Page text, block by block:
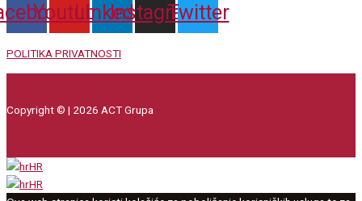
YoutubeLinkedin
Instagram
Twitter
POLITIKA PRIVATNOSTI
Copyright © | 2026 ACT Grupa
HR
HR